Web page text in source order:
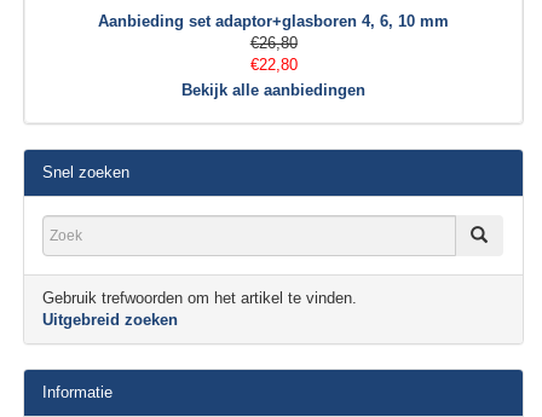
Aanbieding set adaptor+glasboren 4, 6, 10 mm
€26,80
€22,80
Bekijk alle aanbiedingen
Snel zoeken
Gebruik trefwoorden om het artikel te vinden.
Uitgebreid zoeken
Informatie